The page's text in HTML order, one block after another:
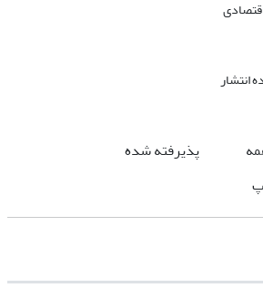
انتشار
پذیرفته شده